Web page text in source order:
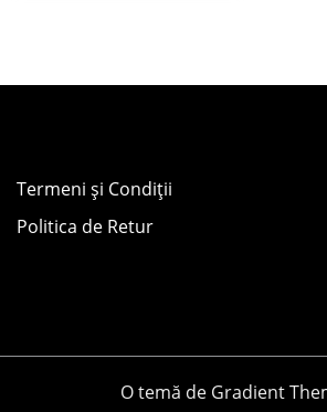
Termeni și Condiții
Politica de Retur
O temă de Gradient